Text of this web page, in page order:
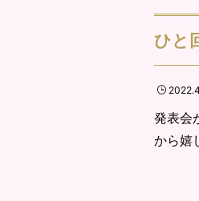
ひと
発表会
から嬉